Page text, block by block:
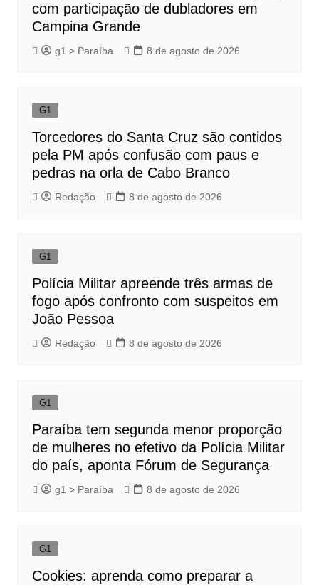
com participação de dubladores em
Campina Grande
g1 > Paraíba 8 de agosto de 2026
G1
Torcedores do Santa Cruz são contidos
pela PM após confusão com paus e
pedras na orla de Cabo Branco
Redação 8 de agosto de 2026
G1
Polícia Militar apreende três armas de
fogo após confronto com suspeitos em
João Pessoa
Redação 8 de agosto de 2026
G1
Paraíba tem segunda menor proporção
de mulheres no efetivo da Polícia Militar
do país, aponta Fórum de Segurança
g1 > Paraíba 8 de agosto de 2026
G1
Cookies: aprenda como preparar a